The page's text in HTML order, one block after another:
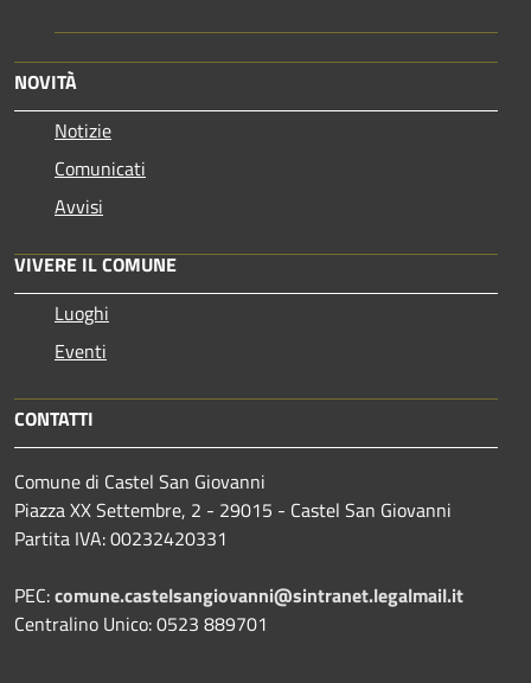
NOVITÀ
Notizie
Comunicati
Avvisi
VIVERE IL COMUNE
Luoghi
Eventi
CONTATTI
Comune di Castel San Giovanni
Piazza XX Settembre, 2 - 29015 - Castel San Giovanni
Partita IVA: 00232420331
PEC:comune.castelsangiovanni@sintranet.legalmail.it
Centralino Unico: 0523 889701